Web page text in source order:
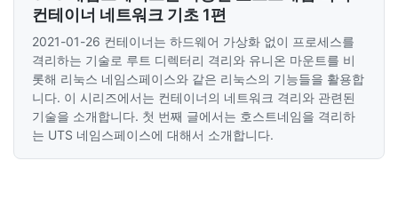
컨테이너 네트워크 기초 1편
2021-01-26 컨테이너는 하드웨어 가상화 없이 프로세스를
격리하는 기술로 루트 디렉터리 격리와 유니온 마운트를 비
롯해 리눅스 네임스페이스와 같은 리눅스의 기능들을 활용합
니다. 이 시리즈에서는 컨테이너의 네트워크 격리와 관련된
기술을 소개합니다. 첫 번째 글에서는 호스트네임을 격리하
는 UTS 네임스페이스에 대해서 소개합니다.